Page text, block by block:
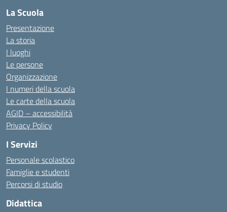
La Scuola
Presentazione
La storia
I luoghi
Le persone
Organizzazione
I numeri della scuola
Le carte della scuola
AGID – accessibilità
Privacy Policy
I Servizi
Personale scolastico
Famiglie e studenti
Percorsi di studio
Didattica